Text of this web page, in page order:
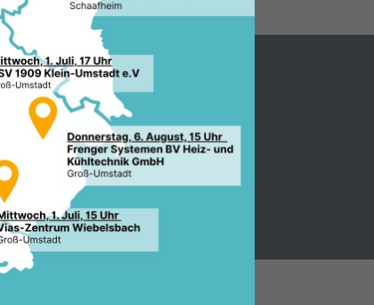
Realisation: Sharkness Media GmbH & Co. KG